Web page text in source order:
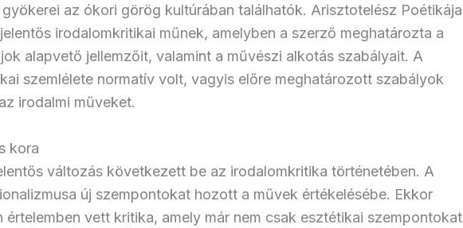
az ókori görög kultúrában találhatók. Arisztotelész Poétikája
irodalomkritikai műnek, amelyben a szerző meghatározta a
alapvető jellemzőit, valamint a művészi alkotás szabályait. A
szemlélete normatív volt, vagyis előre meghatározott szabályok
irodalmi műveket.
kora
változás következett be az irodalomkritika történetében. A
új szempontokat hozott a művek értékelésébe. Ekkor
értelemben vett kritika, amely már nem csak esztétikai szempontokat